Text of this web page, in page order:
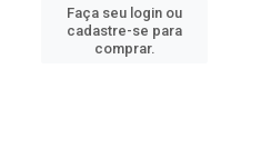
Faça seu login ou
cadastre-se para
comprar.